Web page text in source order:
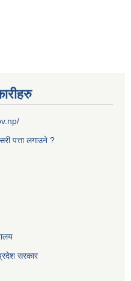
पत्ता लगाउने ?
सरकार